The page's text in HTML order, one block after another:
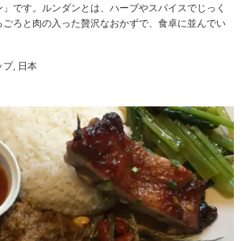
です。ルンダンとは、ハーブやスパイスでじっく
ごろと肉の入った贅沢なおかずで、食卓に並んでい
プ, 日本